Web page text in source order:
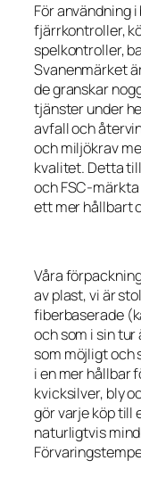
För användning
fjärrkontroller,
spelkontroller,
Svanenmärket
de granskar
tjänster under
avfall och
och miljökrav
kvalitet. Detta
och FSC-
ett mer hållbart
Våra
av plast, vi är
fiberbaserade
och som i sin
som möjligt och
i en mer hållbar
kvicksilver, bly
gör varje köp till
naturligtvis